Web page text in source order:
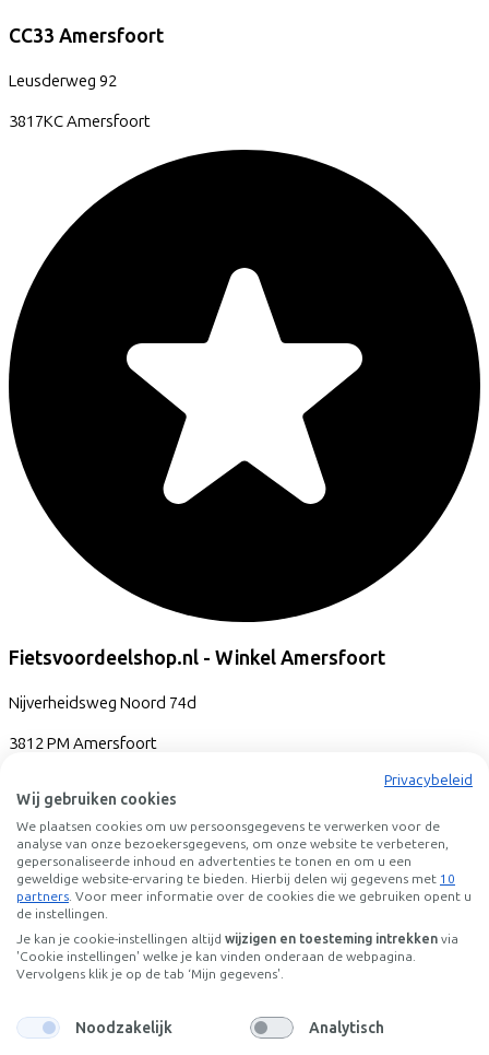
CC33 Amersfoort
Leusderweg 92
3817KCAmersfoort
Fietsvoordeelshop.nl - Winkel Amersfoort
Nijverheidsweg Noord 74d
3812 PM Amersfoort
Privacybeleid
Wij gebruiken cookies
We plaatsen cookies om uw persoonsgegevens te verwerken voor de
analyse van onze bezoekersgegevens, om onze website te verbeteren,
gepersonaliseerde inhoud en advertenties te tonen en om u een
geweldige website-ervaring te bieden. Hierbij delen wij gegevens met 10
partners. Voor meer informatie over de cookies die we gebruiken opent u
de instellingen.
Je kan je cookie-instellingen altijd wijzigen en toesteming intrekken via
'Cookie instellingen' welke je kan vinden onderaan de webpagina.
Vervolgens klik je op de tab ‘Mijn gegevens'.
Noodzakelijk Analytisch